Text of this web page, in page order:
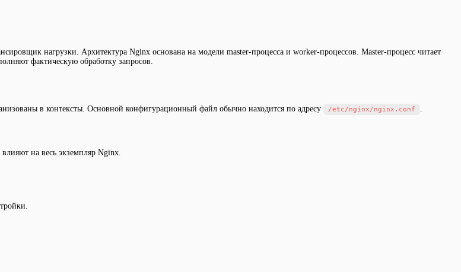
нагрузки. Архитектура Nginx основана на модели master-процесса и worker-процессов. Master-процесс читает
фактическую обработку запросов.
в контексты. Основной конфигурационный файл обычно находится по адресу /etc/nginx/nginx.conf
на весь экземпляр Nginx.